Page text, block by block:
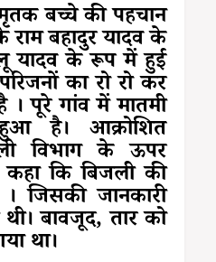
बच्चे की पहचान
राम बहादुर यादव के
यादव के रूप में हुई
का रो रो कर
। पूरे गांव में मातमी
है। आक्रोशित
विभाग के ऊपर
कि बिजली की
जिसकी जानकारी
थी। बावजूद, तार को
था।